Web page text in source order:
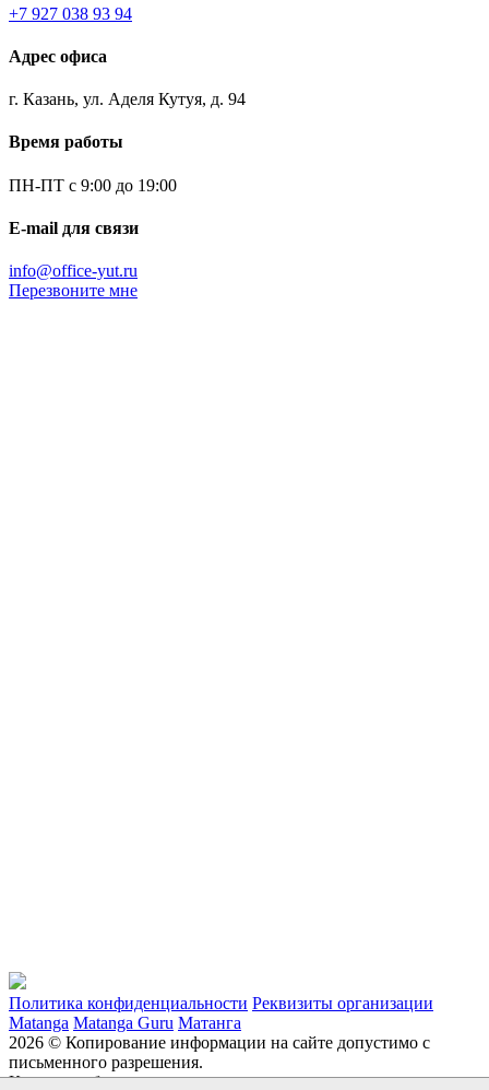
+7 927 038 93 94
Адрес офиса
г. Казань, ул. Аделя Кутуя, д. 94
Время работы
ПН-ПТ с 9:00 до 19:00
E-mail для связи
info@office-yut.ru
Перезвоните мне
Политика конфиденциальности Реквизиты организации
Matanga Matanga Guru Матанга
2026 © Копирование информации на сайте допустимо с
письменного разрешения.
Каталог мебели